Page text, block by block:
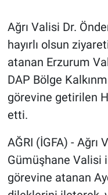
Ağrı Valisi Dr.
hayırlı olsun
atanan Erzurum
DAP Bölge
görevine getirilen
etti.
AĞRI (İGFA) - Ağrı
Gümüşhane Valisi
görevine atanan